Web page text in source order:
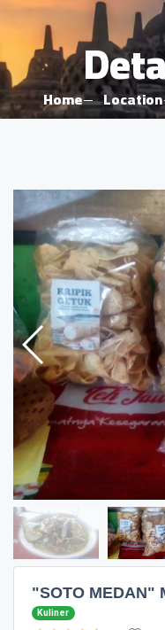
Home Location
"SOTO MEDAN"
Kuliner